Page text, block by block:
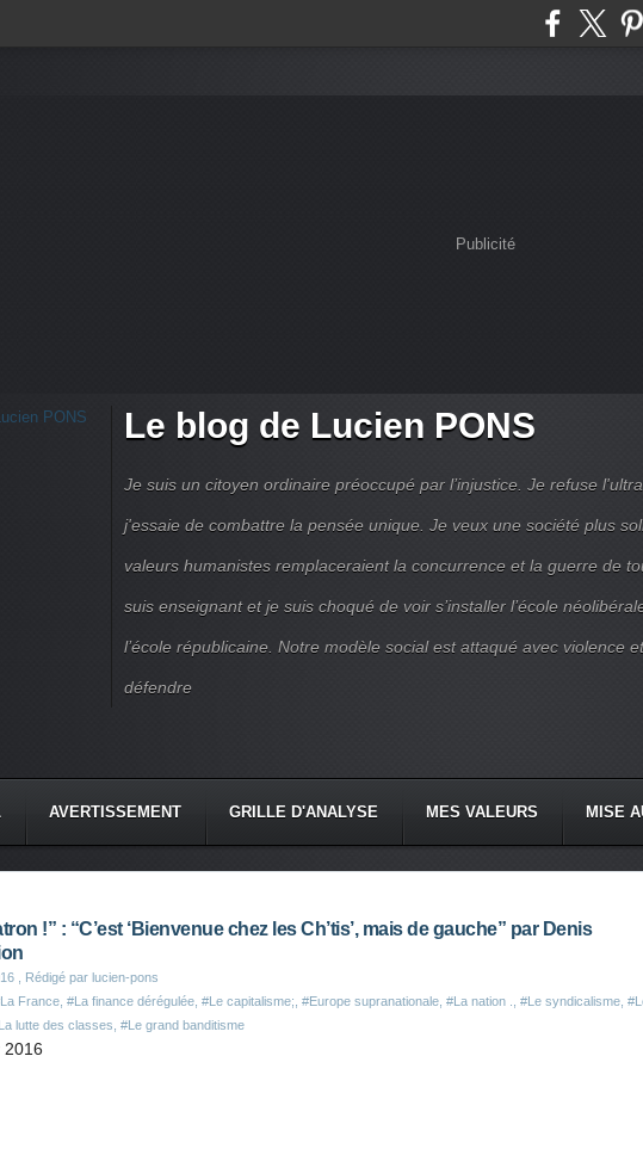
Publicité
Le blog de Lucien PONS
Je suis un citoyen ordinaire préoccupé par l’injustice. Je refuse
j'essaie de combattre la pensée unique. Je veux une société plus
valeurs humanistes remplaceraient la concurrence et la guerre de
suis enseignant et je suis choqué de voir s’installer l’école
l’école républicaine. Notre modèle social est attaqué avec violence
défendre
AVERTISSEMENT GRILLE D'ANALYSE MES VALEURS MISE
!” : “C’est ‘Bienvenue chez les Ch’tis’, mais de gauche” par Denis
, Rédigé par lucien-pons
France #La finance dérégulée #Le capitalisme; #Europe supranationale #La nation . #Le syndicalisme
lutte des classes #Le grand banditisme
2016